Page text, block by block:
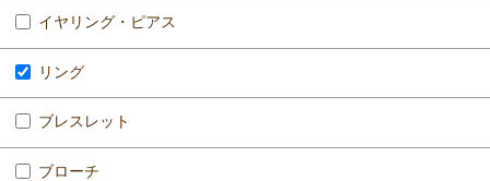
イヤリング・ピアス
リング
ブレスレット
ブローチ